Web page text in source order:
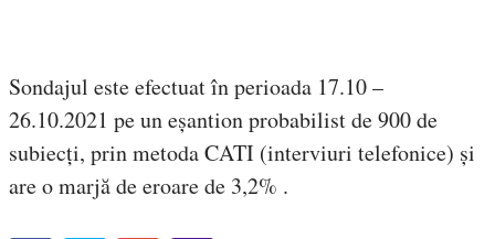
Sondajul este efectuat în perioada 17.10 –
26.10.2021 pe un eșantion probabilist de 900 de
subiecți, prin metoda CATI (interviuri telefonice) și
are o marjă de eroare de 3,2% .